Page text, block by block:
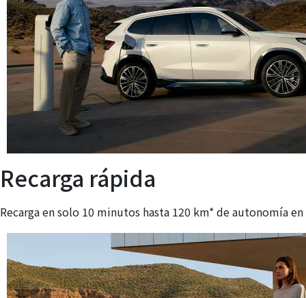
Recarga rápida
Recarga en solo 10 minutos hasta 120 km* de autonomía